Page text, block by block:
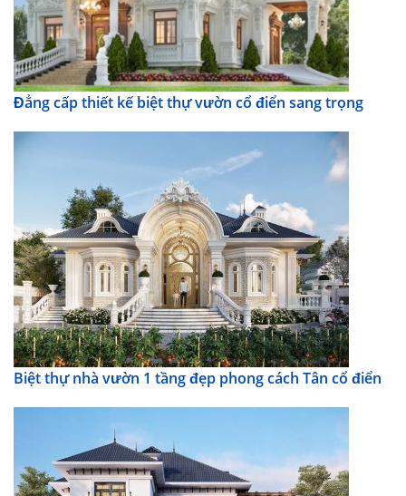
Đẳng cấp thiết kế biệt thự vườn cổ điển sang trọng
Biệt thự nhà vườn 1 tầng đẹp phong cách Tân cổ điển